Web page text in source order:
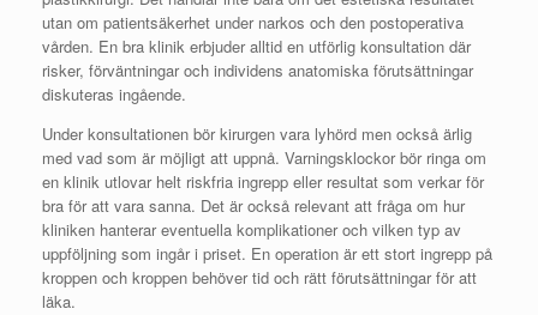
utan om patientsäkerhet under narkos och den postoperativa
vården. En bra klinik erbjuder alltid en utförlig konsultation där
risker, förväntningar och individens anatomiska förutsättningar
diskuteras ingående.
Under konsultationen bör kirurgen vara lyhörd men också ärlig
med vad som är möjligt att uppnå. Varningsklockor bör ringa om
en klinik utlovar helt riskfria ingrepp eller resultat som verkar för
bra för att vara sanna. Det är också relevant att fråga om hur
kliniken hanterar eventuella komplikationer och vilken typ av
uppföljning som ingår i priset. En operation är ett stort ingrepp på
kroppen och kroppen behöver tid och rätt förutsättningar för att
läka.